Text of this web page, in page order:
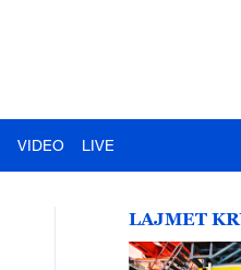
VIDEO LIVE
LAJMET